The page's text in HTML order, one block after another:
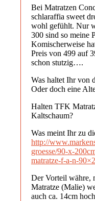
Bei Matratzen
schlaraffia sweet
wohl gefühlt. Nur
300 sind so meine
Komischerweise
Preis von 499 auf
schon stutzig….
Was haltet Ihr von
Oder doch eine
Halten TFK
Kaltschaum?
Was meint Ihr zu
http://
groesse/90-x-
matratze-f-a-n-
Der Vorteil währe,
Matratze (Malie)
auch ca. 14cm